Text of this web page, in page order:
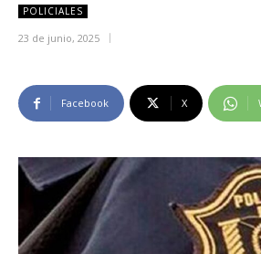
POLICIALES
23 de junio, 2025
Facebook X